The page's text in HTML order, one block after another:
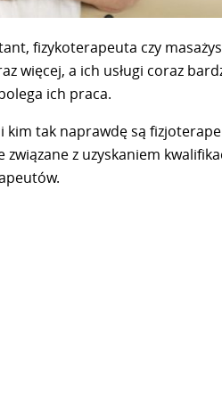
fizykoterapeuta czy
więcej, a ich usługi coraz
ich praca.
kim tak naprawdę są
z uzyskaniem